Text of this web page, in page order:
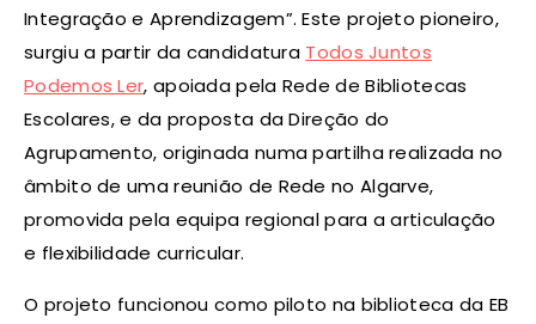
Integração e Aprendizagem”. Este projeto pioneiro,
surgiu a partir da candidatura Todos Juntos
Podemos Ler, apoiada pela Rede de Bibliotecas
Escolares, e da proposta da Direção do
Agrupamento, originada numa partilha realizada no
âmbito de uma reunião de Rede no Algarve,
promovida pela equipa regional para a articulação
e flexibilidade curricular.
O projeto funcionou como piloto na biblioteca da EB